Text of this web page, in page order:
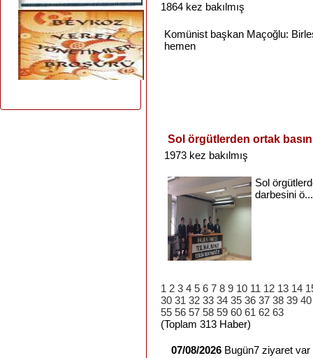
1864 kez bakılmış
Komünist başkan Maçoğlu:
hemen
Sol örgütlerden ortak basın
1973 kez bakılmış
Sol
darbesini ö...
1 2 3 4 5 6 7 8 9 10 11 12 13 14
30 31 32 33 34 35 36 37 38 39 40
55 56 57 58 59 60 61 62 63
(Toplam 313 Haber)
07/08/2026 Bugün7 ziyaret